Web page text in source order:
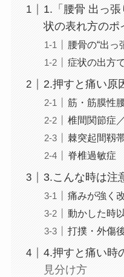
1.「腰骨 出っ
状の表れ方のポ
腰骨の“出っ
症状の出方
2.押すと痛い原
筋・筋膜性
椎間関節症
棘突起間靱
脊椎過敏症
3.こんな時は注
痛みが強く
動かした時
打撲・外傷
4.押すと痛い時
見分け方